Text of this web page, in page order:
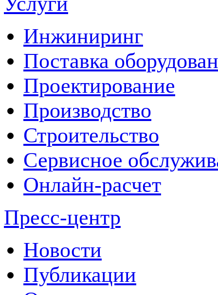
Инжиниринг
Поставка
Проектирование
Производство
Строительство
Сервисное
Онлайн-расчет
Пресс-центр
Новости
Публикации